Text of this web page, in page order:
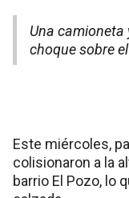
Una
choque sobre
Este miércoles,
colisionaron a la
barrio El Pozo, lo